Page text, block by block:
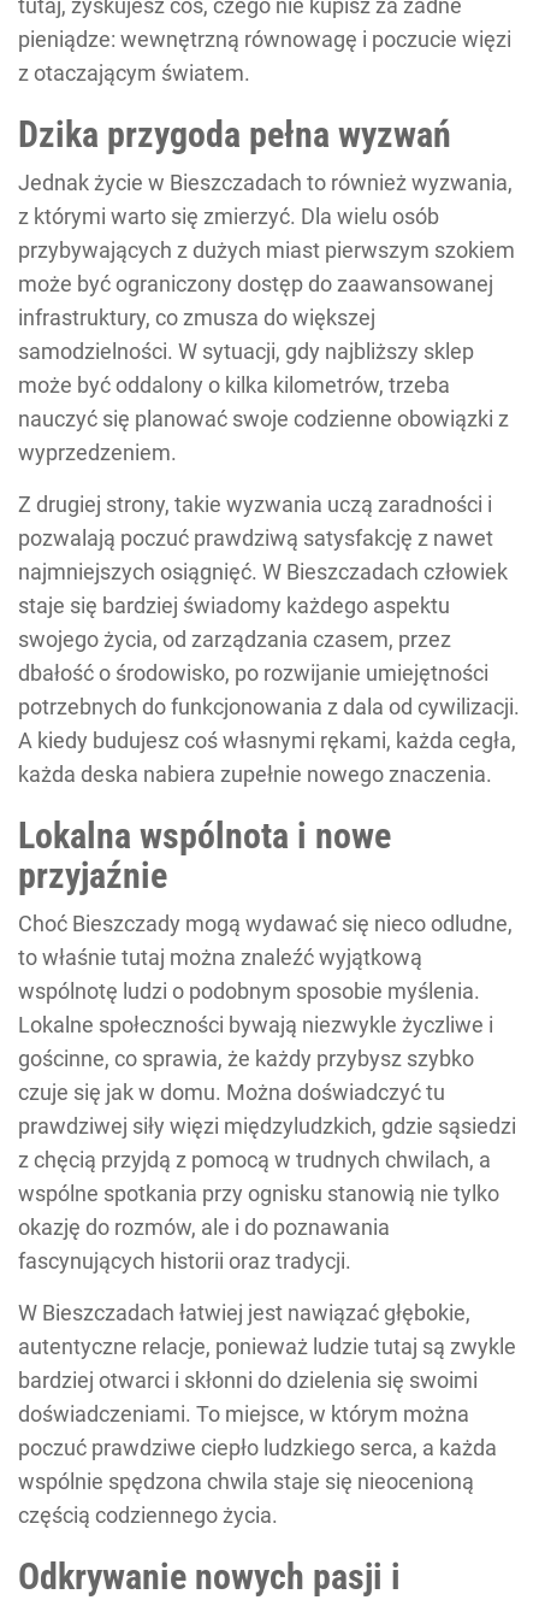
tutaj, zyskujesz coś, czego nie kupisz za żadne
pieniądze: wewnętrzną równowagę i poczucie więzi
z otaczającym światem.
Dzika przygoda pełna wyzwań
Jednak życie w Bieszczadach to również wyzwania,
z którymi warto się zmierzyć. Dla wielu osób
przybywających z dużych miast pierwszym szokiem
może być ograniczony dostęp do zaawansowanej
infrastruktury, co zmusza do większej
samodzielności. W sytuacji, gdy najbliższy sklep
może być oddalony o kilka kilometrów, trzeba
nauczyć się planować swoje codzienne obowiązki z
wyprzedzeniem.
Z drugiej strony, takie wyzwania uczą zaradności i
pozwalają poczuć prawdziwą satysfakcję z nawet
najmniejszych osiągnięć. W Bieszczadach człowiek
staje się bardziej świadomy każdego aspektu
swojego życia, od zarządzania czasem, przez
dbałość o środowisko, po rozwijanie umiejętności
potrzebnych do funkcjonowania z dala od cywilizacji.
A kiedy budujesz coś własnymi rękami, każda cegła,
każda deska nabiera zupełnie nowego znaczenia.
Lokalna wspólnota i nowe
przyjaźnie
Choć Bieszczady mogą wydawać się nieco odludne,
to właśnie tutaj można znaleźć wyjątkową
wspólnotę ludzi o podobnym sposobie myślenia.
Lokalne społeczności bywają niezwykle życzliwe i
gościnne, co sprawia, że każdy przybysz szybko
czuje się jak w domu. Można doświadczyć tu
prawdziwej siły więzi międzyludzkich, gdzie sąsiedzi
z chęcią przyjdą z pomocą w trudnych chwilach, a
wspólne spotkania przy ognisku stanowią nie tylko
okazję do rozmów, ale i do poznawania
fascynujących historii oraz tradycji.
W Bieszczadach łatwiej jest nawiązać głębokie,
autentyczne relacje, ponieważ ludzie tutaj są zwykle
bardziej otwarci i skłonni do dzielenia się swoimi
doświadczeniami. To miejsce, w którym można
poczuć prawdziwe ciepło ludzkiego serca, a każda
wspólnie spędzona chwila staje się nieocenioną
częścią codziennego życia.
Odkrywanie nowych pasji i